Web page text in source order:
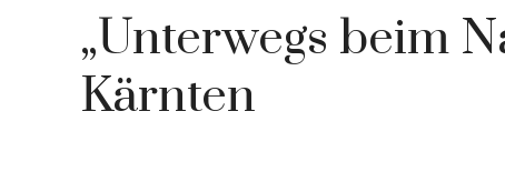
„Unterwegs beim
Kärnten